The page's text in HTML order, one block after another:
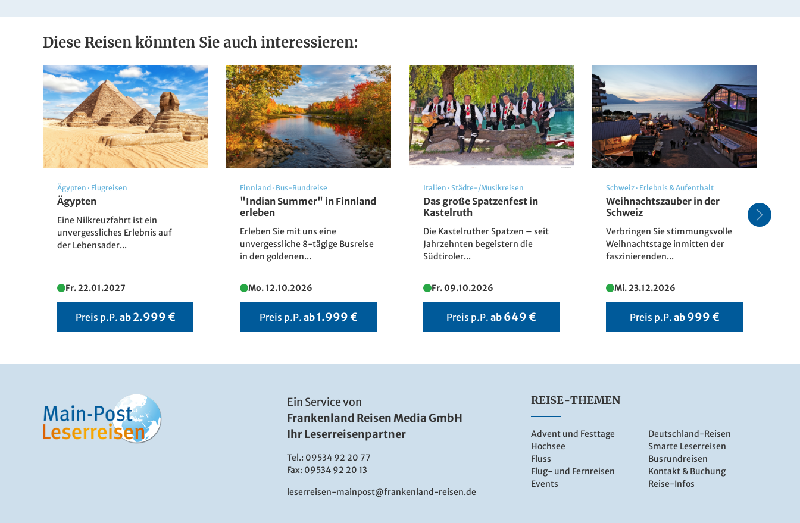
© pure-life-pictures - Fotolia
Telefon, Minibar und einem Sitzbereich ausgestattet. WLAN ist in allen Bereichen des Hauses
Diese Reisen könnten Sie auch interessieren:
Ägypten · Flugreisen
Ägypten
Eine Nilkreuzfahrt ist ein
unvergessliches Erlebnis auf
der Lebensader...
Fr. 22.01.2027
Preis p.P. ab 2.999 €
Finnland · Bus-Rundreise
"Indian Summer" in Finnland
erleben
Erleben Sie mit uns eine
unvergessliche 8-tägige Busreise
in den goldenen...
Mo. 12.10.2026
Preis p.P. ab 1.999 €
Italien · Städte-/Musikreisen
Das große Spatzenfest in
Kastelruth
Die Kastelruther Spatzen – seit
Jahrzehnten begeistern die
Südtiroler...
Fr. 09.10.2026
Preis p.P. ab 649 €
Schweiz · Erlebnis & Aufenthalt
Weihnachtszauber in der
Schweiz
Verbringen Sie stimmungsvolle
Weihnachtstage inmitten der
faszinierenden...
Mi. 23.12.2026
Preis p.P. ab 999 €
Ein Service von
Frankenland Reisen Media GmbH
Ihr Leserreisenpartner
Tel.: 09534 92 20 77
Fax: 09534 92 20 13
leserreisen-mainpost@frankenland-reisen.de
REISE-THEMEN
Advent und Festtage
Hochsee
Fluss
Flug- und Fernreisen
Events
Deutschland-Reisen
Smarte Leserreisen
Busrundreisen
Kontakt & Buchung
Reise-Infos